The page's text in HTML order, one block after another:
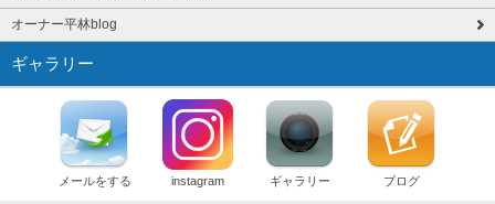
オーナー平林blog
ギャラリー
メールをする instagram ギャラリー ブログ